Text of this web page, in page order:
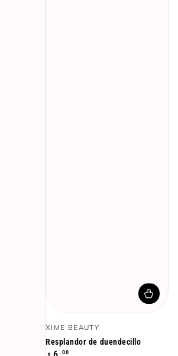
Vendedor:
XIME BEAUTY
Resplandor de duendecillo
Precio
.00